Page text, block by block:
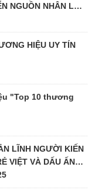
NGUỒN NHÂN LỰC
"Top 10 thương
LĨNH NGƯỜI KIẾN
VIỆT VÀ DẤU ẤN